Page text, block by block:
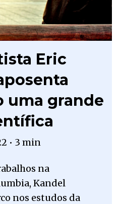
Eric
uma grande
• 3 min
na
Kandel
nos estudos da